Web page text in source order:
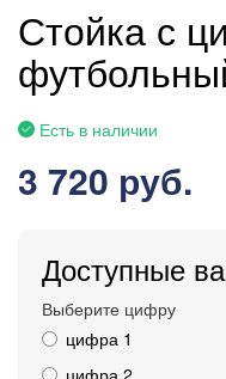
Стойка с
Есть в наличии
3 720 руб.
Доступные
Выберите цифру
цифра 1